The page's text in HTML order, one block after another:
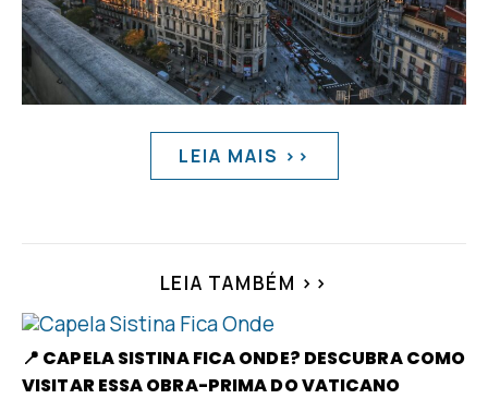
LEIA MAIS >>
LEIA TAMBÉM >>
📍 CAPELA SISTINA FICA ONDE? DESCUBRA COMO
VISITAR ESSA OBRA-PRIMA DO VATICANO